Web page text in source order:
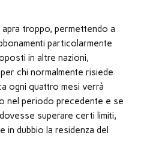
troppo, permettendo a
particolarmente
in altre nazioni,
chi normalmente risiede
ogni quattro mesi verrà
periodo precedente e se
superare certi limiti,
in dubbio la residenza del